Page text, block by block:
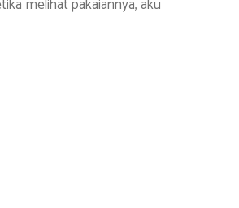
melihat pakaiannya, aku